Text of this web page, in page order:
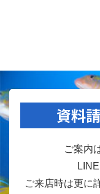
資料
ご案内
ご来店時は更に